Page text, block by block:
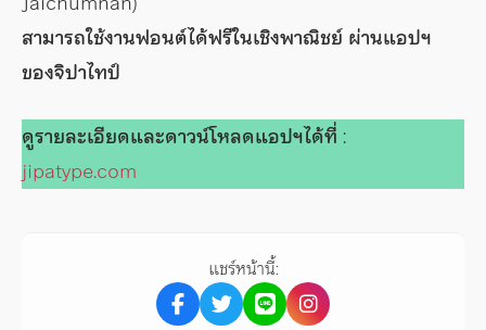
สามารถใช้งานฟอนต์ได้ฟรีในเชิงพาณิชย์ ผ่านแอปฯ
ของจิปาไทป์
ดูรายละเอียดและดาวน์โหลดแอปฯได้ที่ :
jipatype.com
แชร์หน้านี้: